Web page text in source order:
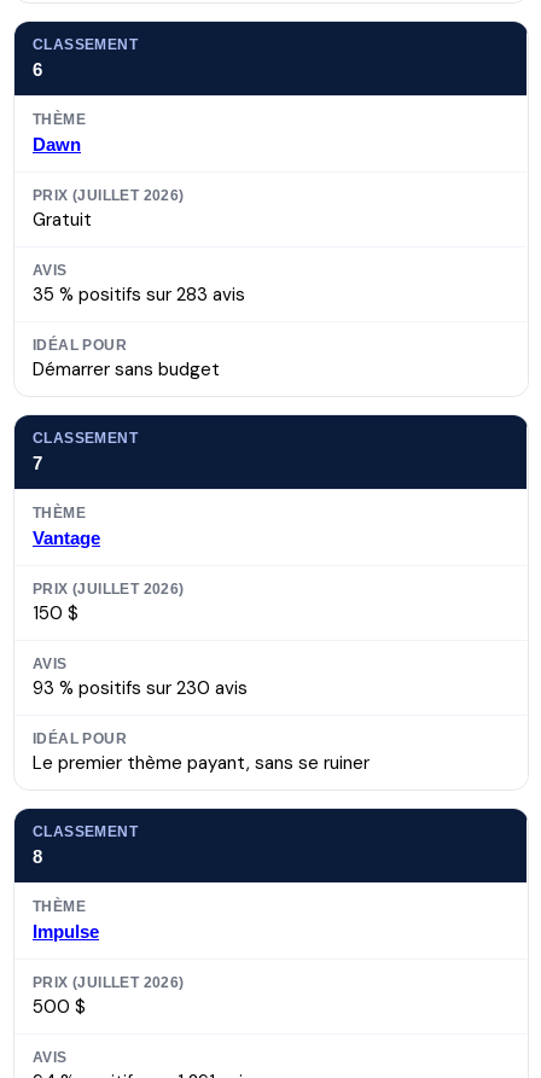
6
Dawn
Gratuit
35 % positifs sur 283 avis
Démarrer sans budget
7
Vantage
150 $
93 % positifs sur 230 avis
Le premier thème payant, sans se ruiner
8
Impulse
500 $